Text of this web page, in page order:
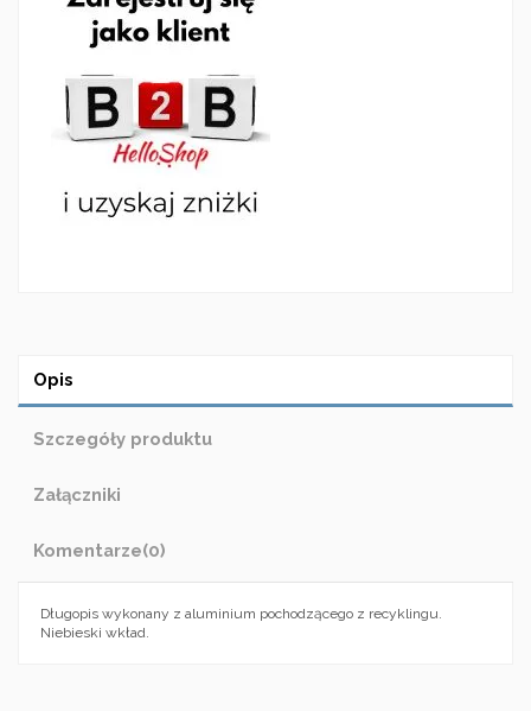
Opis
Szczegóły produktu
Załączniki
Komentarze(0)
Długopis wykonany z aluminium pochodzącego z recyklingu.
Niebieski wkład.